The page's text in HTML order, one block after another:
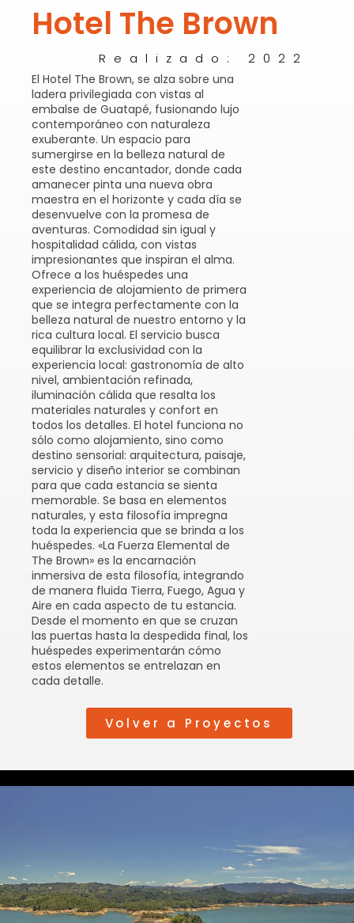
Hotel The Brown
Realizado: 2022
El Hotel The Brown, se alza sobre una
ladera privilegiada con vistas al
embalse de Guatapé, fusionando lujo
contemporáneo con naturaleza
exuberante. Un espacio para
sumergirse en la belleza natural de
este destino encantador, donde cada
amanecer pinta una nueva obra
maestra en el horizonte y cada día se
desenvuelve con la promesa de
aventuras. Comodidad sin igual y
hospitalidad cálida, con vistas
impresionantes que inspiran el alma.
Ofrece a los huéspedes una
experiencia de alojamiento de primera
que se integra perfectamente con la
belleza natural de nuestro entorno y la
rica cultura local. El servicio busca
equilibrar la exclusividad con la
experiencia local: gastronomía de alto
nivel, ambientación refinada,
iluminación cálida que resalta los
materiales naturales y confort en
todos los detalles. El hotel funciona no
sólo como alojamiento, sino como
destino sensorial: arquitectura, paisaje,
servicio y diseño interior se combinan
para que cada estancia se sienta
memorable. Se basa en elementos
naturales, y esta filosofía impregna
toda la experiencia que se brinda a los
huéspedes. «La Fuerza Elemental de
The Brown» es la encarnación
inmersiva de esta filosofía, integrando
de manera fluida Tierra, Fuego, Agua y
Aire en cada aspecto de tu estancia.
Desde el momento en que se cruzan
las puertas hasta la despedida final, los
huéspedes experimentarán cómo
estos elementos se entrelazan en
cada detalle.
Volver a Proyectos